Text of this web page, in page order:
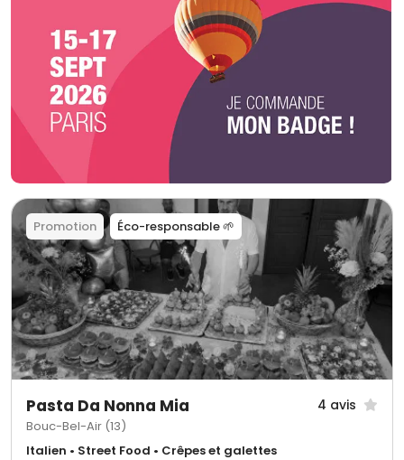
Promotion Éco-responsable 🌱
Pasta Da Nonna Mia 4 avis
Bouc-Bel-Air (13)
Italien • Street Food • Crêpes et galettes